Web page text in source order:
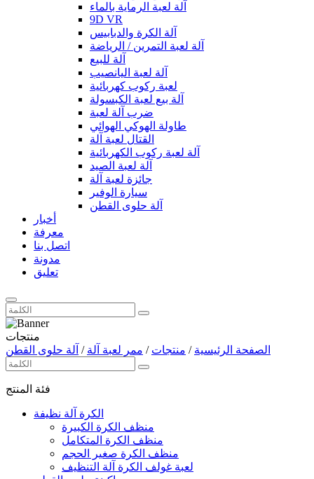
آلة لعبة الرماية بالماء
9D VR
آلة الكرة والدبابيس
آلة لعبة التمرين / الرياضة
آلة للبيع
آلة لعبة اليانصيب
لعبة ركوب كهربائية
آلة بيع لعبة الكبسولة
ضرب آلة لعبة
طاولة الهوكي الهوائي
القتال لعبة آلة
آلة لعبة ركوب الكهربائية
آلة لعبة الصيد
جائزة لعبة آلة
سيارة الوفير
آلة حلوى القطن
أخبار
معرفة
اتصل بنا
مدونة
تعليق
منتجات
الصفحة الرئيسية / منتجات / ممر لعبة آلة / آلة حلوى القطن
فئة المنتج
الكرة آلة نظيفة
منظف ​​الكرة الكبيرة
منظف الكرة المتكامل
منظف ​​الكرة صغير الحجم
لعبة غولف الكرة آلة التنظيف